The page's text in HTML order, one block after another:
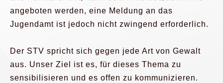
angeboten werden, eine Meldung an das
Jugendamt ist jedoch nicht zwingend erforderlich.
Der STV spricht sich gegen jede Art von Gewalt
aus. Unser Ziel ist es, für dieses Thema zu
sensibilisieren und es offen zu kommunizieren.